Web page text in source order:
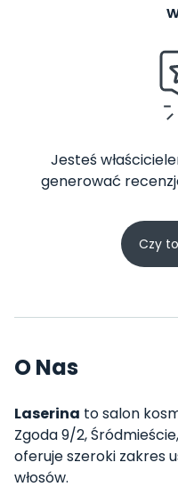
Jesteś
generować
Czy
O Nas
Laserina to salon
Zgoda 9/2,
oferuje szeroki zakres
włosów.